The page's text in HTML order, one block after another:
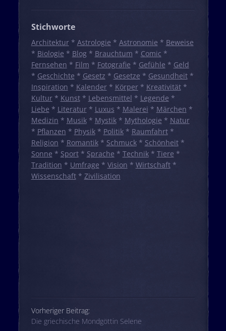
Stichworte
Architektur* Astrologie * Astronomie * Beweise
* Biologie * Blog * Brauchtum * Comic *
Fernsehen * Film * Fotografie * Gefühle * Geld
* Geschichte * Gesetz * Gesetze * Gesundheit*
Inspiration * Kalender* Körper* Kreativität*
Kultur* Kunst* Lebensmittel * Legende *
Liebe * Literatur* Luxus * Malerei * Märchen *
Medizin * Musik* Mystik* Mythologie * Natur
* Pflanzen * Physik* Politik* Raumfahrt*
Religion * Romantik* Schmuck* Schönheit*
Sonne * Sport* Sprache * Technik* Tiere *
Tradition * Umfrage * Vision * Wirtschaft*
Wissenschaft* Zivilisation
Beitrags-Navigation
Vorheriger Beitrag:
Die griechische Mondgöttin Selene